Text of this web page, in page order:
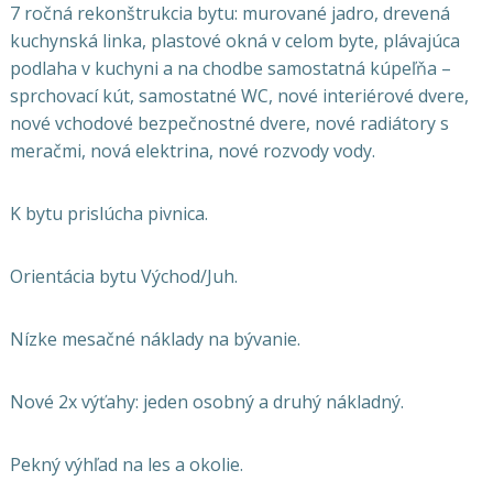
7 ročná rekonštrukcia bytu: murované jadro, drevená
kuchynská linka, plastové okná v celom byte, plávajúca
podlaha v kuchyni a na chodbe samostatná kúpeľňa –
sprchovací kút, samostatné WC, nové interiérové dvere,
nové vchodové bezpečnostné dvere, nové radiátory s
meračmi, nová elektrina, nové rozvody vody.
K bytu prislúcha pivnica.
Orientácia bytu Východ/Juh.
Nízke mesačné náklady na bývanie.
Nové 2x výťahy: jeden osobný a druhý nákladný.
Pekný výhľad na les a okolie.